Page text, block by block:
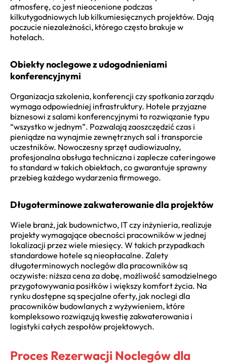
atmosferę, co jest nieocenione podczas
kilkutygodniowych lub kilkumiesięcznych projektów. Dają
poczucie niezależności, którego często brakuje w
hotelach.
Obiekty noclegowe z udogodnieniami
konferencyjnymi
Organizacja szkolenia, konferencji czy spotkania zarządu
wymaga odpowiedniej infrastruktury. Hotele przyjazne
biznesowi z salami konferencyjnymi to rozwiązanie typu
“wszystko w jednym”. Pozwalają zaoszczędzić czas i
pieniądze na wynajmie zewnętrznych sal i transporcie
uczestników. Nowoczesny sprzęt audiowizualny,
profesjonalna obsługa techniczna i zaplecze cateringowe
to standard w takich obiektach, co gwarantuje sprawny
przebieg każdego wydarzenia firmowego.
Długoterminowe zakwaterowanie dla projektów
Wiele branż, jak budownictwo, IT czy inżynieria, realizuje
projekty wymagające obecności pracowników w jednej
lokalizacji przez wiele miesięcy. W takich przypadkach
standardowe hotele są nieopłacalne. Zalety
długoterminowych noclegów dla pracowników są
oczywiste: niższa cena za dobę, możliwość samodzielnego
przygotowywania posiłków i większy komfort życia. Na
rynku dostępne są specjalne oferty, jak noclegi dla
pracowników budowlanych z wyżywieniem, które
kompleksowo rozwiązują kwestię zakwaterowania i
logistyki całych zespołów projektowych.
Proces Rezerwacji Noclegów dla